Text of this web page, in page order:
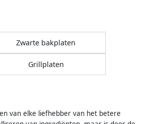
Zwarte bakplaten
Grillplaten
van elke liefhebber van het betere